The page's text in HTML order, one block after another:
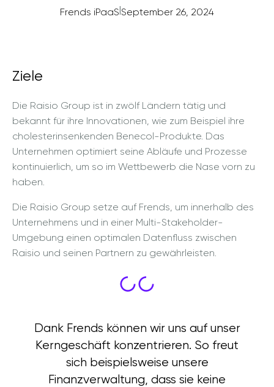
Frends iPaaS|September 26, 2024
Ziele
Die Raisio Group ist in zwölf Ländern tätig und
bekannt für ihre Innovationen, wie zum Beispiel ihre
cholesterinsenkenden Benecol-Produkte. Das
Unternehmen optimiert seine Abläufe und Prozesse
kontinuierlich, um so im Wettbewerb die Nase vorn zu
haben.
Die Raisio Group setze auf Frends, um innerhalb des
Unternehmens und in einer Multi-Stakeholder-
Umgebung einen optimalen Datenfluss zwischen
Raisio und seinen Partnern zu gewährleisten.
Dank Frends können wir uns auf unser
Kerngeschäft konzentrieren. So freut
sich beispielsweise unsere
Finanzverwaltung, dass sie keine